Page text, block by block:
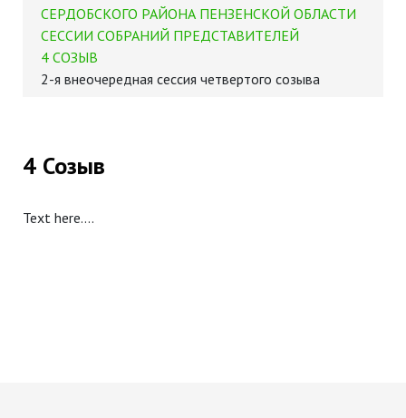
СЕРДОБСКОГО РАЙОНА ПЕНЗЕНСКОЙ ОБЛАСТИ
СЕССИИ СОБРАНИЙ ПРЕДСТАВИТЕЛЕЙ
4 СОЗЫВ
2-я внеочередная сессия четвертого созыва
4 Созыв
Text here....